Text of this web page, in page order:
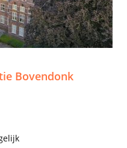
Bovendonk